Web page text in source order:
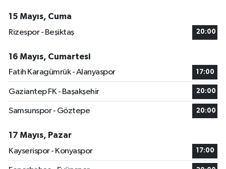
15 Mayıs, Cuma
Rizespor - Beşiktaş
20:00
16 Mayıs, Cumartesi
Fatih Karagümrük - Alanyaspor
17:00
Gaziantep FK - Başakşehir 20:00
Samsunspor - Göztepe 20:00
17 Mayıs, Pazar
Kayserispor - Konyaspor
17:00